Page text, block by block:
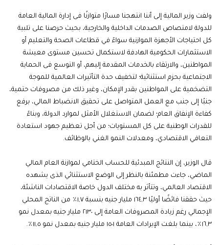
ولفت وزير المالية إلى أننا انتهجنا مسارًا متوازنًا فى إدارة المالية العامة
للدولة لامتصاص الصدمات الداخلية والخارجية، بحيث حرصنا على تلبية
كل احتياجات الأجهزة الموازنية سواءً في قطاعات الصحة والتعليم أو
الاستثمارات الحكومية الهادفة لاستكمال تحسين مستوى معيشة
المواطنين، والارتقاء بالخدمات المقدمة إليهم، أو التوسع فى الحماية
الاجتماعية بحزم استثنائية؛ لتخفيف حدة التأثيرات العالمية للموجة
التضخمية على المواطنين بقدر الإمكان، وغير ذلك من مصروفات حتمية،
جنبًا إلى جنب مع العمل المتواصل على تحقيق الانضباط المالي، برفع
كفاءة الإنفاق العام؛ لضمان الاستغلال الأمثل لموارد الدولة، وبناءً
للقدرات الوطنية على كل المستويات؛ من أجل تعظيم جهود استعادة
التعافي الاقتصادي، ومعدلات النمو الغني بالوظائف.
قال الوزير، إن النتائج المبدئية للحساب الختامي لموازنة العام المالي
الماضي، جاءت مطمئنة بالنظر إلى الوضع الاستثنائي الذى يشهده
الاقتصاد العالمي، وتتأثر به مختلف الدول خاصة الاقتصادات الناشئة،
حيث حققنا فائضًا أوليًا ١٦٤,٣ مليار جنيه بنسبة ١,٧٪ من الناتج المحلي
الإجمالي رغم زيادة المصروفات العامة إلى ٢١٣٠ مليار جنيه بمعدل نمو
١٦,٣٪، بينما بلغت الإيرادات العامة ١٥٠١ مليار جنيه بمعدل نمو ١١,٥٪.